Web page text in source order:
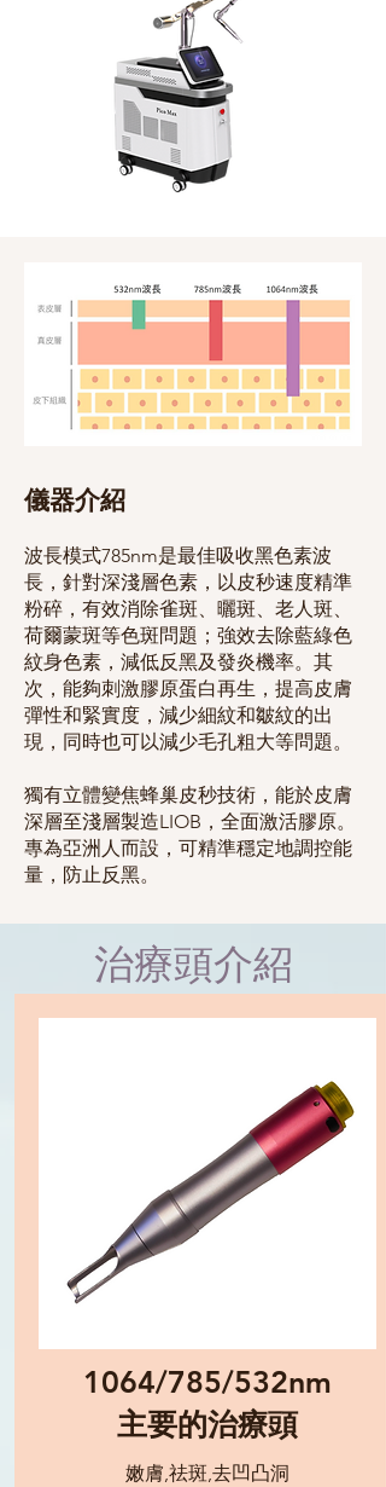
儀器介紹
波長模式785nm是最佳吸收黑色素波
長，針對深淺層色素，以皮秒速度精準
粉碎，有效消除雀斑、曬斑、老人斑、
荷爾蒙斑等色斑問題；強效去除藍綠色
紋身色素，減低反黑及發炎機率。其
次，能夠刺激膠原蛋白再生，提高皮膚
彈性和緊實度，減少細紋和皺紋的出
現，同時也可以減少毛孔粗大等問題。
獨有立體變焦蜂巢皮秒技術，能於皮膚
深層至淺層製造LIOB，全面激活膠原。
專為亞洲人而設，可精準穩定地調控能
量，防止反黑。
治療頭介紹
1064/785/532nm
主要的治療頭
嫩膚,祛斑,去凹凸洞